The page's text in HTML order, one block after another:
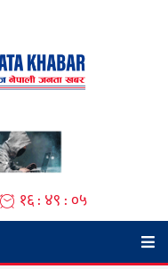
१६ : ४९ : ०७